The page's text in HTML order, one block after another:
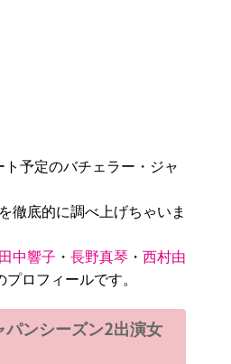
予定のバチェラー・ジャ
徹底的に調べ上げちゃいま
田中響子 ・ 長野真琴 ・ 西村由
プロフィールです。
パンシーズン2出演女